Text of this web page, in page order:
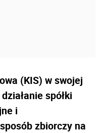
(KIS) w swojej
spółki
i
zbiorczy na